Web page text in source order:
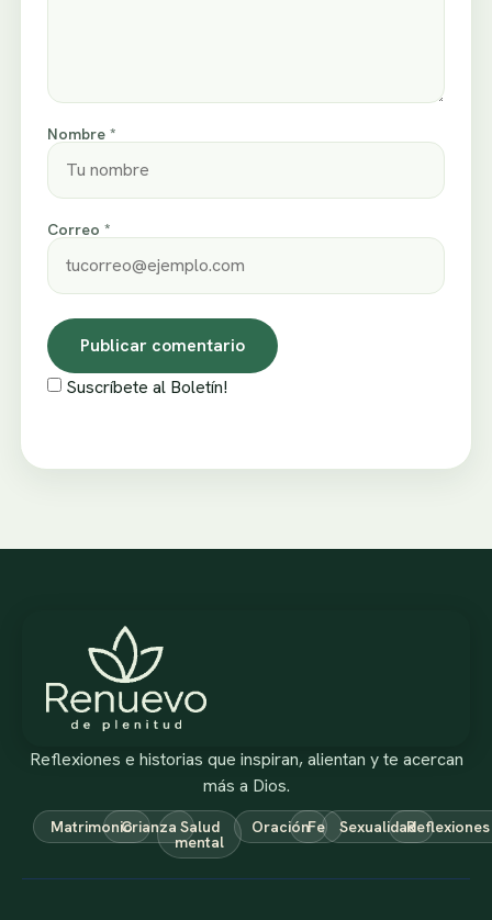
Nombre *
Correo *
Suscríbete al Boletín!
Reflexiones e historias que inspiran, alientan y te acercan
más a Dios.
MatrimonioCrianza Salud
mental
OraciónFe SexualidadReflexiones